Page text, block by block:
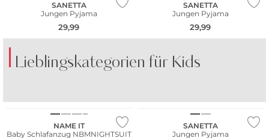
SANETTA
Jungen Pyjama
29,99
SANETTA
Jungen Pyjama
29,99
Lieblingskategorien für Kids
NAME IT
Baby Schlafanzug NBMNIGHTSUIT
SANETTA
Jungen Pyjama